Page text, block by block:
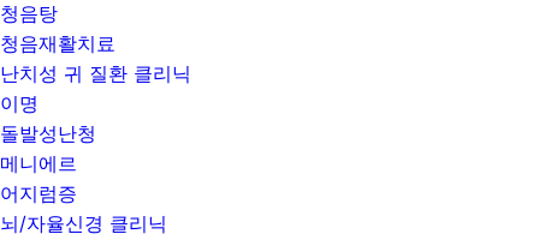
청음탕
청음재활치료
난치성 귀 질환 클리닉
이명
돌발성난청
메니에르
어지럼증
뇌/자율신경 클리닉